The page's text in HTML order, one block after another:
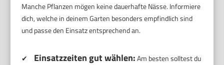
Manche Pflanzen mögen keine dauerhafte Nässe. Informiere
dich, welche in deinem Garten besonders empfindlich sind
und passe den Einsatz entsprechend an.
✔ Einsatzzeiten gut wählen:Am besten solltest du